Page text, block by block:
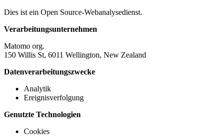
Dies ist ein Open Source-Webanalysedienst.
Verarbeitungsunternehmen
Matomo org.
150 Willis St, 6011 Wellington, New Zealand
Datenverarbeitungszwecke
Analytik
Ereignisverfolgung
Genutzte Technologien
Cookies